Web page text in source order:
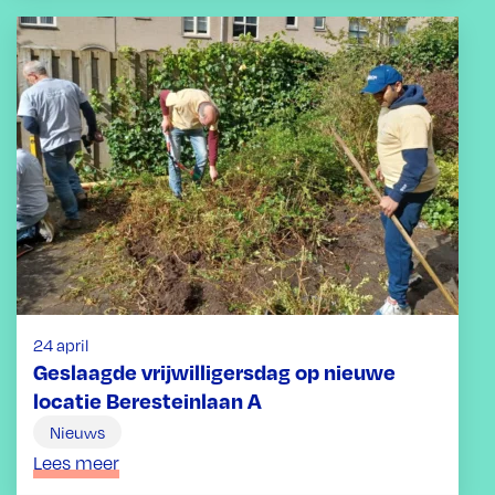
Geslaagde vrijwilligersdag op nieuwe
locatie Beresteinlaan A
24 april
Nieuws
Lees meer